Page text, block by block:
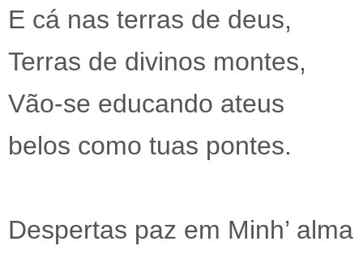
E cá nas terras de deus,
Terras de divinos montes,
Vão-se educando ateus
belos como tuas pontes.
Despertas paz em Minh’ alma